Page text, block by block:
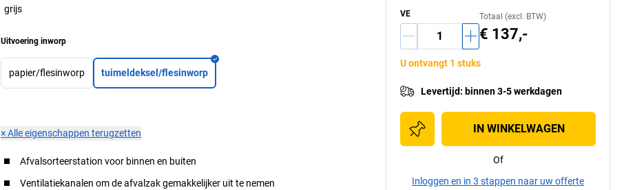
grijs
Uitvoering inworp
papier/flesinworp tuimeldeksel/flesinworp
×Alle eigenschappen terugzetten
Afvalsorteerstation voor binnen en buiten
Ventilatiekanalen om de afvalzak gemakkelijker uit te nemen
VE Totaal (excl. BTW)
€ 137,-
U ontvangt 1 stuks
Levertijd: binnen 3-5 werkdagen
IN WINKELWAGEN
Of
Inloggen en in 3 stappen naar uw offerte